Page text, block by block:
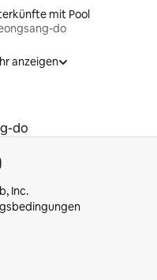
mit Pool
do
anzeigen
do
Inc.